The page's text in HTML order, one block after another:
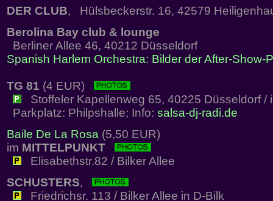
DER CLUB, Hülsbeckerstr. 16, 42579
Berolina Bay club & lounge
Berliner Allee 46, 40212 Düsseldorf
Spanish Harlem Orchestra: Bilder der After-Show-
TG 81 (4 EUR)
Stoffeler Kapellenweg 65, 40225 Düsseldorf /
Parkplatz: Philpshalle; Info: salsa-dj-radi.de
Baile De La Rosa (5,50 EUR)
im MITTELPUNKT
Elisabethstr.82 / Bilker Allee
SCHUSTERS,
Friedrichsr. 113 / Bilker Allee in D-Bilk